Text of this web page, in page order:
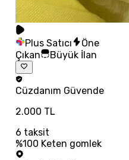
Plus Satıcı
Öne
Çıkan
Büyük İlan
Cüzdanım Güvende
2.000 TL
6 taksit
%100 Keten gomlek